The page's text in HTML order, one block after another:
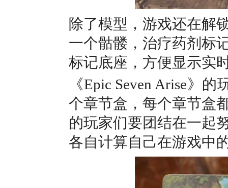
除了模型，游戏还在解
一个骷髅，治疗药剂标
标记底座，方便显示实
《Epic Seven Arise》
个章节盒，每个章节盒
的玩家们要团结在一起
各自计算自己在游戏中